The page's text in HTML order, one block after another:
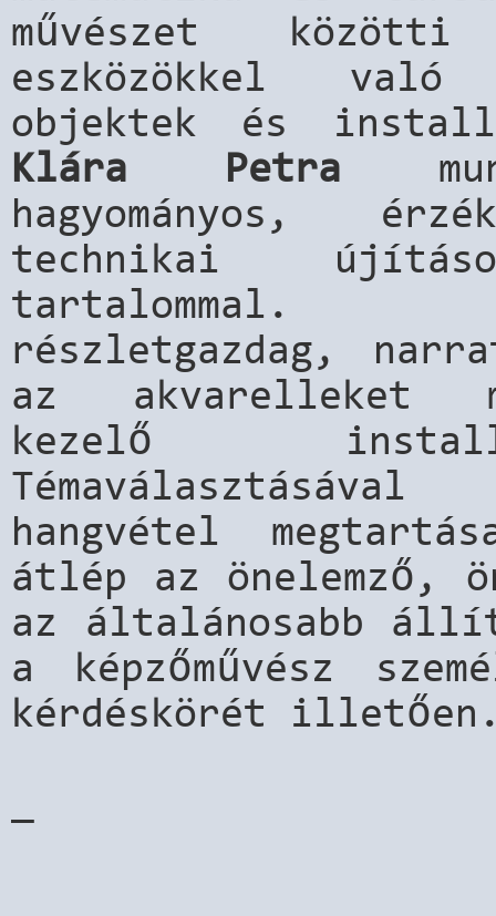
művészet
eszközökkel való
objektek és
Klára Petra
hagyományos,
technikai
tartalommal.
részletgazdag,
az akvarelleket
kezelő
hangvétel
átlép az önelemző,
az általánosabb
a képzőművész
kérdéskörét